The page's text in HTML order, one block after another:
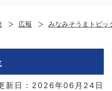
広報
みなみそうまトピッ
新日：2026年06月24日